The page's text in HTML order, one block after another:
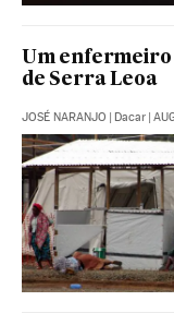
Um
de Serra Leoa
JOSÉ NARANJO | Dacar |